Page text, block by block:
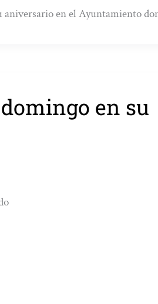
aniversario en el Ayuntamiento
en su